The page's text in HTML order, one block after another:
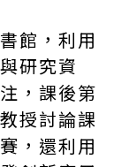
館，利用
研究資
，課後第
授討論課
，還利用